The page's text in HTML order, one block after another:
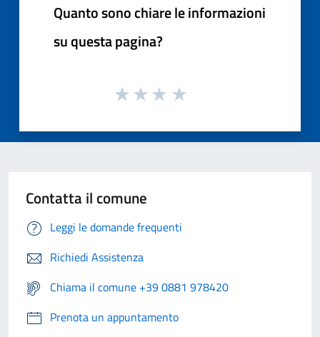
Quanto sono chiare le informazioni
su questa pagina?
Contatta il comune
Leggi le domande frequenti
Richiedi Assistenza
Chiama il comune +39 0881 978420
Prenota un appuntamento